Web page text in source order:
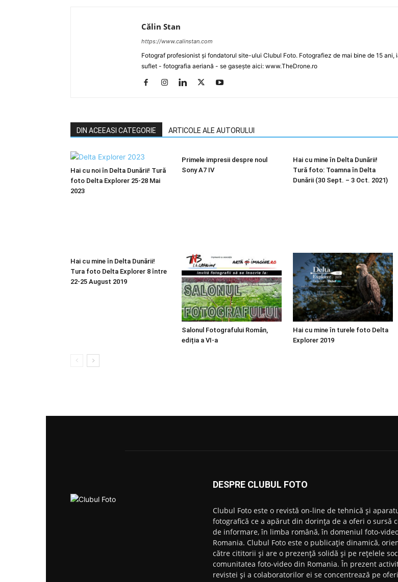
Călin Stan
https://www.calinstan.com
Fotograf profesionist și fondatorul site-ului Clubul Foto. Fotografiez de mai bine de 15
suflet - fotografia aeriană - se gasește aici: www.TheDrone.ro
DIN ACEEASI CATEGORIE ARTICOLE ALE AUTORULUI
Hai cu noi în Delta Dunării! Tură
foto Delta Explorer 25-28 Mai
2023
Primele impresii despre noul
Sony A7 IV
Hai cu mine în Delta Dunării!
Tură foto: Toamna în Delta
Dunării (30 Sept. – 3 Oct. 2021)
Hai cu mine în Delta Dunării!
Tura foto Delta Explorer 8 între
22-25 August 2019
Salonul Fotografului Român,
ediția a VI-a
Hai cu mine în turele foto Delta
Explorer 2019
DESPRE CLUBUL FOTO
Clubul Foto este o revistă on-line de tehnică și
fotografică ce a apărut din dorința de a oferi o sursă
de informare, în limba română, în domeniul foto-
Romania. Clubul Foto este o publicație dinamică,
către cititorii și are o prezență solidă și pe rețelele
comunitatea foto-video din Romania. În prezent
revistei și a colaboratorilor ei se concentrează pe